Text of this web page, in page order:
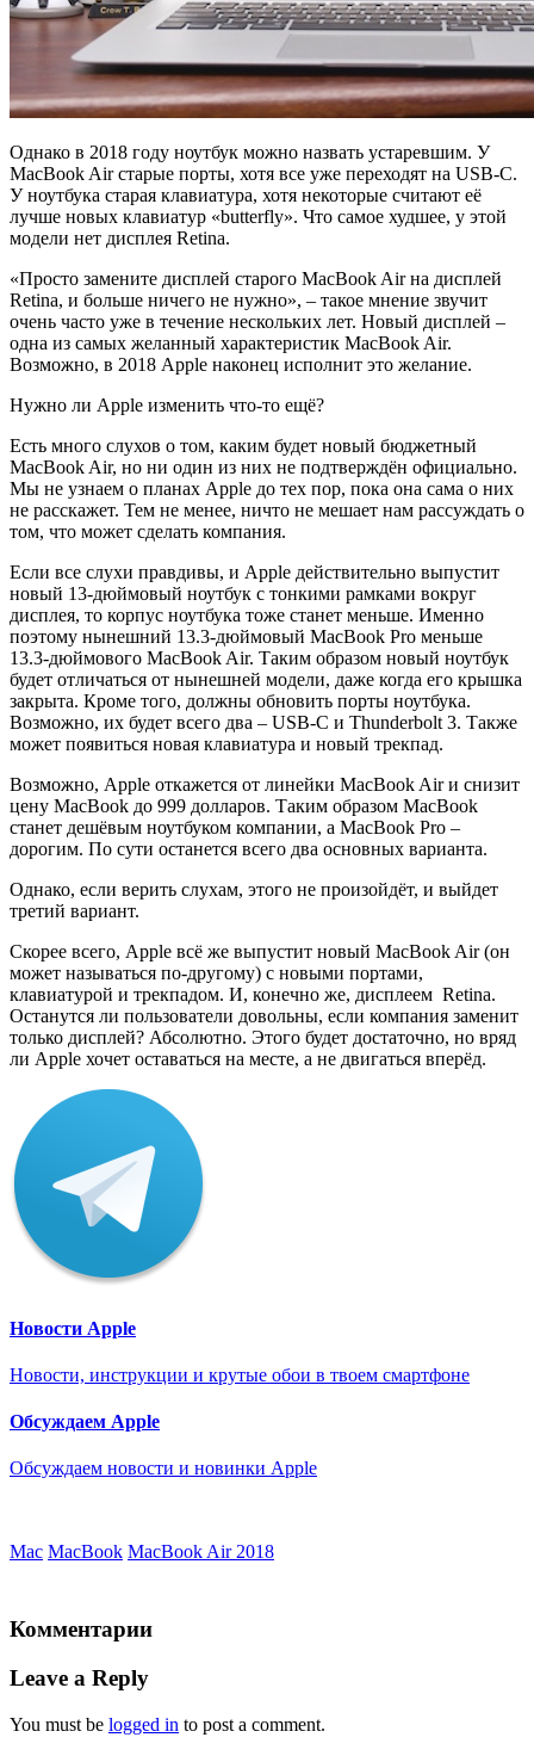
Однако в 2018 году ноутбук можно назвать устаревшим. У
MacBook Air старые порты, хотя все уже переходят на USB-C.
У ноутбука старая клавиатура, хотя некоторые считают её
лучше новых клавиатур «butterfly». Что самое худшее, у этой
модели нет дисплея Retina.
«Просто замените дисплей старого MacBook Air на дисплей
Retina, и больше ничего не нужно», – такое мнение звучит
очень часто уже в течение нескольких лет. Новый дисплей –
одна из самых желанный характеристик MacBook Air.
Возможно, в 2018 Apple наконец исполнит это желание.
Нужно ли Apple изменить что-то ещё?
Есть много слухов о том, каким будет новый бюджетный
MacBook Air, но ни один из них не подтверждён официально.
Мы не узнаем о планах Apple до тех пор, пока она сама о них
не расскажет. Тем не менее, ничто не мешает нам рассуждать о
том, что может сделать компания.
Если все слухи правдивы, и Apple действительно выпустит
новый 13-дюймовый ноутбук с тонкими рамками вокруг
дисплея, то корпус ноутбука тоже станет меньше. Именно
поэтому нынешний 13.3-дюймовый MacBook Pro меньше
13.3-дюймового MacBook Air. Таким образом новый ноутбук
будет отличаться от нынешней модели, даже когда его крышка
закрыта. Кроме того, должны обновить порты ноутбука.
Возможно, их будет всего два – USB-C и Thunderbolt 3. Также
может появиться новая клавиатура и новый трекпад.
Возможно, Apple откажется от линейки MacBook Air и снизит
цену MacBook до 999 долларов. Таким образом MacBook
станет дешёвым ноутбуком компании, а MacBook Pro –
дорогим. По сути останется всего два основных варианта.
Однако, если верить слухам, этого не произойдёт, и выйдет
третий вариант.
Скорее всего, Apple всё же выпустит новый MacBook Air (он
может называться по-другому) с новыми портами,
клавиатурой и трекпадом. И, конечно же, дисплеем Retina.
Останутся ли пользователи довольны, если компания заменит
только дисплей? Абсолютно. Этого будет достаточно, но вряд
ли Apple хочет оставаться на месте, а не двигаться вперёд.
Новости Apple
Новости, инструкции и крутые обои в твоем смартфоне
Обсуждаем Apple
Обсуждаем новости и новинки Apple
Mac MacBook MacBook Air 2018
Комментарии
Leave a Reply
You must be logged in to post a comment.